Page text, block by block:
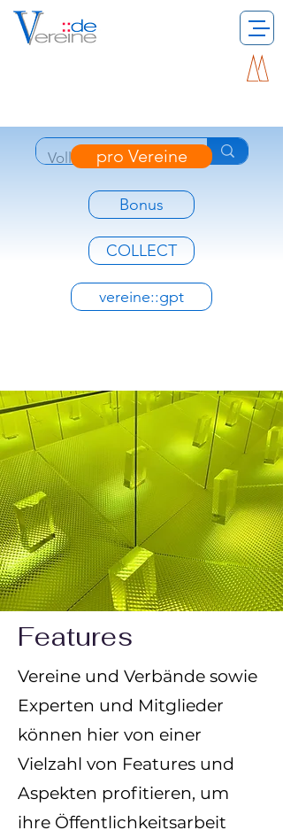
pro Vereine
Bonus
COLLECT
vereine::gpt
Features
Vereine und Verbände sowie
Experten und Mitglieder
können hier von einer
Vielzahl von Features und
Aspekten profitieren, um
ihre Öffentlichkeitsarbeit